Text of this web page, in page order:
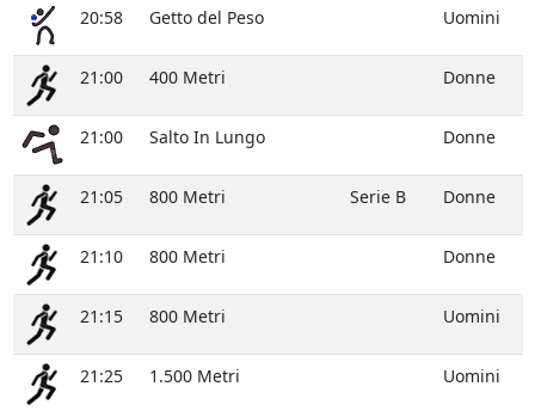
20:58 Getto del Peso Uomini
21:00 400 Metri Donne
21:00 Salto In Lungo Donne
21:05 800 Metri Serie B Donne
21:10 800 Metri Donne
21:15 800 Metri Uomini
21:25 1.500 Metri Uomini